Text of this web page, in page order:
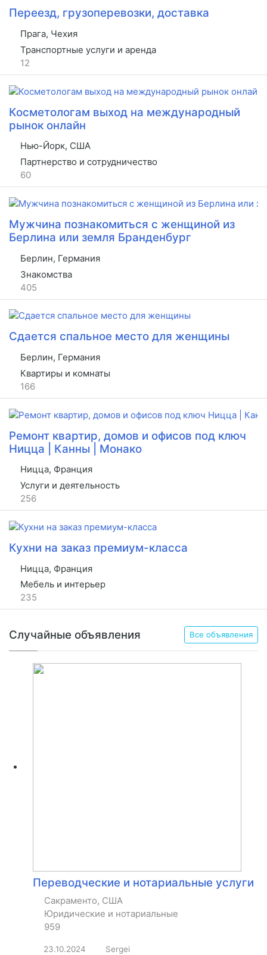
Переезд, грузоперевозки, доставка
Прага, Чехия
Транспортные услуги и аренда
12
Косметологам выход на международный
рынок онлайн
Нью-Йорк, США
Партнерство и сотрудничество
60
Мужчина познакомиться с женщиной из
Берлина или земля Бранденбург
Берлин, Германия
Знакомства
405
Сдается спальное место для женщины
Берлин, Германия
Квартиры и комнаты
166
Ремонт квартир, домов и офисов под ключ
Ницца | Канны | Монако
Ницца, Франция
Услуги и деятельность
256
Кухни на заказ премиум-класса
Ницца, Франция
Мебель и интерьер
235
Случайные объявления Все объявления
Переводческие и нотариальные услуги
Сакраменто, США
Юридические и нотариальные
959
23.10.2024 Sergei